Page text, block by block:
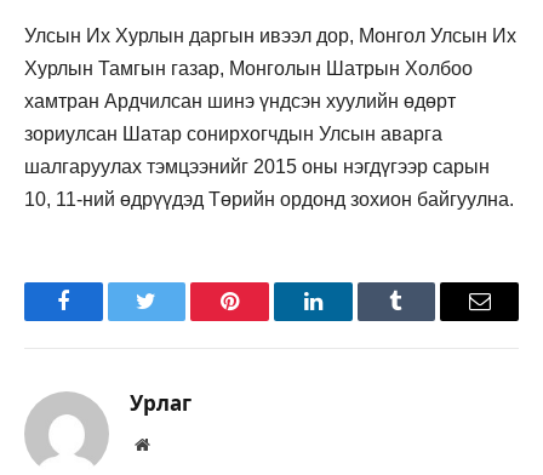
Улсын Их Хурлын даргын ивээл дор, Монгол Улсын Их
Хурлын Тамгын газар, Монголын Шатрын Холбоо
хамтран Ардчилсан шинэ үндсэн хуулийн өдөрт
зориулсан Шатар сонирхогчдын Улсын аварга
шалгаруулах тэмцээнийг 2015 оны нэгдүгээр сарын
10, 11-ний өдрүүдэд Төрийн ордонд зохион байгуулна.
FacebookTwitter Pinterest LinkedInTumblr Имэйл
Урлаг
Вэбсайт